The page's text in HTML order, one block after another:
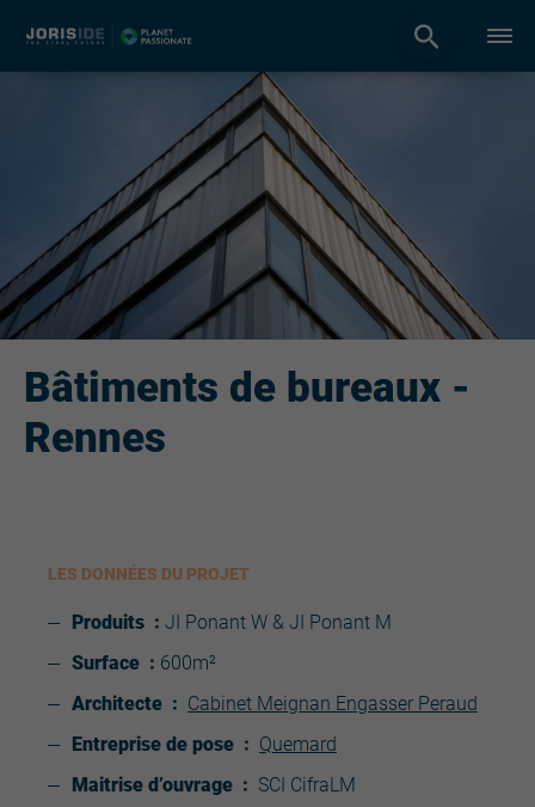
Bâtiments de bureaux -
Rennes
LES DONNÉES DU PROJET
Produits : JI Ponant W & JI Ponant M
Surface : 600m²
Architecte : Cabinet Meignan Engasser Peraud
Entreprise de pose : Quemard
Maitrise d’ouvrage : SCI CifraLM